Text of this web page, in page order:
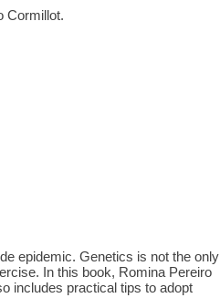
Cormillot.
epidemic. Genetics is not the only
In this book, Romina Pereiro
includes practical tips to adopt